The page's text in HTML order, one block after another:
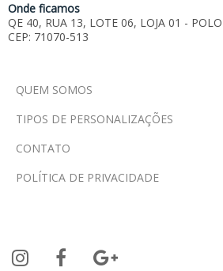
Onde ficamos
QE 40, RUA 13, LOTE 06, LOJA 01 -
CEP: 71070-513
QUEM SOMOS
TIPOS DE PERSONALIZAÇÕES
CONTATO
POLÍTICA DE PRIVACIDADE